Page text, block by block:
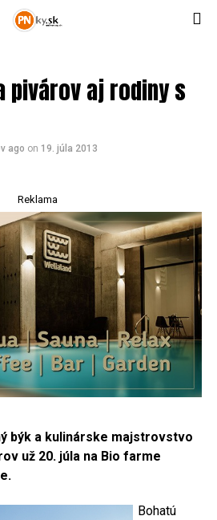
pivárov aj rodiny s
ago on 19. júla 2013
Reklama
býk a kulinárske majstrovstvo
už 20. júla na Bio farme
Bohatú